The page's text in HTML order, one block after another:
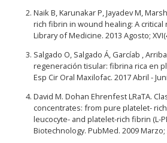
Naik B, Karunakar P, Jayadev M,
rich fibrin in wound healing: A critical
Library of Medicine. 2013 Agosto;
Salgado O, Salgado Á, Garcíab ,
regeneración tisular: fibrina rica en
Esp Cir Oral Maxilofac. 2017 Abril -
David M. Dohan Ehrenfest LRaTA.
concentrates: from pure platelet- rich
leucocyte- and platelet-rich fibrin (L-
Biotechnology. PubMed. 2009 Marzo;